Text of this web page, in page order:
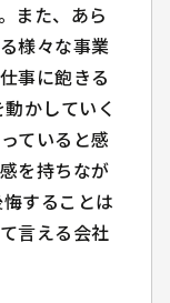
、あらゆ
。また、あ
る様々な事
仕事に飽き
を動かして
わっている
り感を持ち
後悔するこ
って言える
また、あら
様々な事業
事に飽きる
かしていく
ていると感
を持ちなが
することは
言える会社